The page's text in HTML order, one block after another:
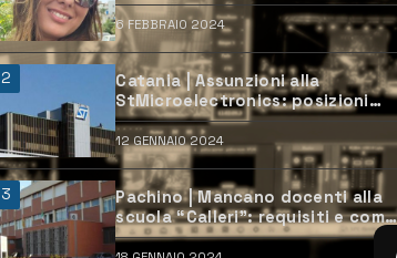
6 FEBBRAIO 2024
2
Catania | Assunzioni alla
StMicroelectronics: posizioni
aperte e come candidarsi
12 GENNAIO 2024
3
Pachino | Mancano docenti alla
scuola “Calleri”: requisiti e come
candidarsi